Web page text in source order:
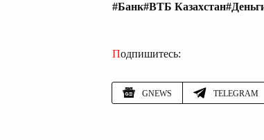
#Банк#ВТБ Казахстан
Подпишитесь:
GNEWS TELEGRAM